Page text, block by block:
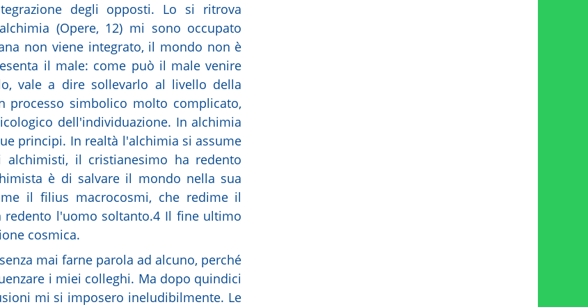
degli opposti. Lo si ritrova
(Opere, 12) mi sono occupato
non viene integrato, il mondo non è
il male: come può il male venire
vale a dire sollevarlo al livello della
processo simbolico molto complicato,
dell'individuazione. In alchimia
principi. In realtà l'alchimia si assume
il cristianesimo ha redento
è di salvare il mondo nella sua
il filius macrocosmi, che redime il
l'uomo soltanto.4 Il fine ultimo
cosmica.
mai farne parola ad alcuno, perché
i miei colleghi. Ma dopo quindici
mi si imposero ineludibilmente. Le